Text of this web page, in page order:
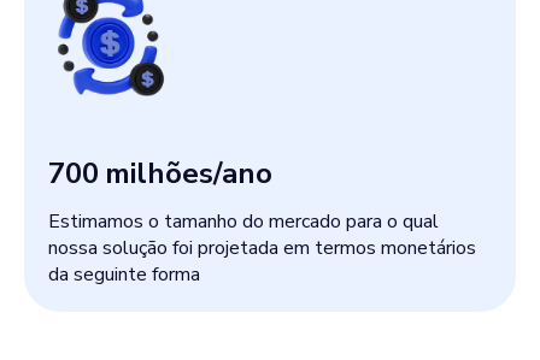
700 milhões/ano
Estimamos o tamanho do mercado para o qual
nossa solução foi projetada em termos monetários
da seguinte forma